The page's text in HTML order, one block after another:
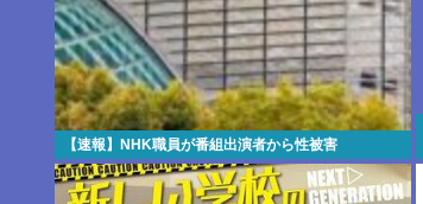
【速報】NHK職員が番組出演者から性被害